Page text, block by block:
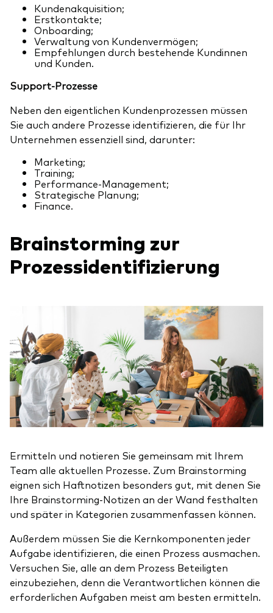
Kundenakquisition;
Erstkontakte;
Onboarding;
Verwaltung von Kundenvermögen;
Empfehlungen durch bestehende Kundinnen
und Kunden.
Support-Prozesse
Neben den eigentlichen Kundenprozessen müssen
Sie auch andere Prozesse identifizieren, die für Ihr
Unternehmen essenziell sind, darunter:
Marketing;
Training;
Performance-Management;
Strategische Planung;
Finance.
Brainstorming zur
Prozessidentifizierung
Ermitteln und notieren Sie gemeinsam mit Ihrem
Team alle aktuellen Prozesse. Zum Brainstorming
eignen sich Haftnotizen besonders gut, mit denen Sie
Ihre Brainstorming-Notizen an der Wand festhalten
und später in Kategorien zusammenfassen können.
Außerdem müssen Sie die Kernkomponenten jeder
Aufgabe identifizieren, die einen Prozess ausmachen.
Versuchen Sie, alle an dem Prozess Beteiligten
einzubeziehen, denn die Verantwortlichen können die
erforderlichen Aufgaben meist am besten ermitteln.